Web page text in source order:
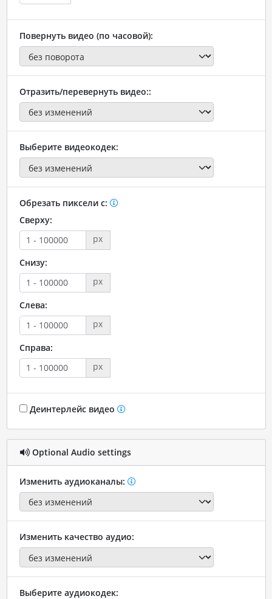
Повернуть видео (по часовой):
Отразить/перевернуть видео::
Выберите видеокодек:
Обрезать пиксели с:
Сверху:
px
Снизу:
px
Слева:
px
Справа:
px
Деинтерлейс видео
Optional Audio settings
Изменить аудиоканалы:
Изменить качество аудио:
Выберите аудиокодек: